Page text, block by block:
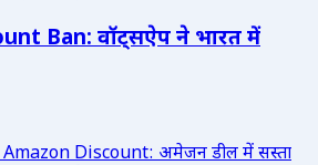
Ban: वॉट्सऐप ने भारत में